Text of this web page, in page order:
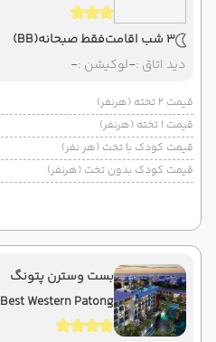
3 شب اقامت فقط صبحانه(BB)
دید اتاق :-لوکیشن :-
قیمت 2 تخته (هرنفر)
قیمت 1 تخته (هرنفر)
قیمت کودک با تخت (هر نفر)
قیمت کودک بدون تخت (هرنفر)
بست وسترن پتونگ
Best Western Patong